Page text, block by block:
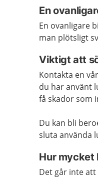
En
En ovanligare
man plötsligt
Viktigt att
Kontakta en
du har använt
få skador som
Du kan bli
sluta använda
Hur mycket
Det går inte